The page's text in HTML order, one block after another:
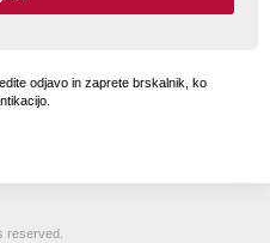
odjavo in zaprete brskalnik, ko
reserved.